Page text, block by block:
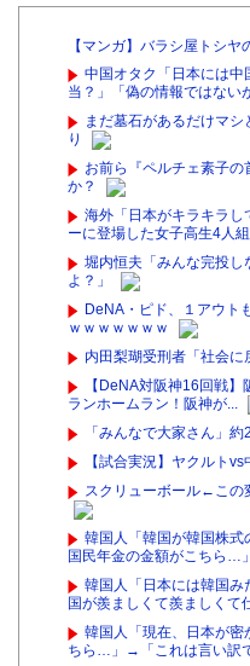
【マンガ】バラシ屋トシヤ
中国オタク「日本には
当？」「偽の情報ではない
まだ墓石があるだけマ
り
お前ら『ペルチェ素子
か？
海外「日本がキラキラ
ーに登場した女子高生4人
堀内恒夫「みんな完投し
よ？」
DeNA・ピド、１アウト
ｗｗｗｗｗｗｗ
内田梨瑚受刑者「社会に
【DeNA対阪神16回戦
ランホームラン！阪神が...
「みんなで大家さん」
【試合実況】ヤクルト
スクリューボール←この
韓国人「韓国が韓国株
国民年金の金額がこちら…
韓国人「日本には韓国
国が羨ましくて羨ましくて
韓国人「現在、日本が密
ちら…」→「これは言い訳